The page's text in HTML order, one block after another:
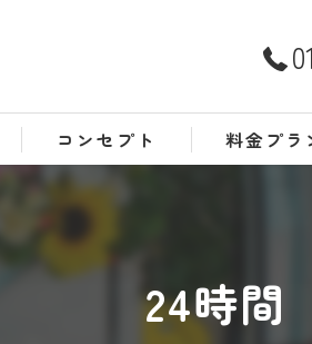
コンセプト
よくある質問
料金プラ
24時間